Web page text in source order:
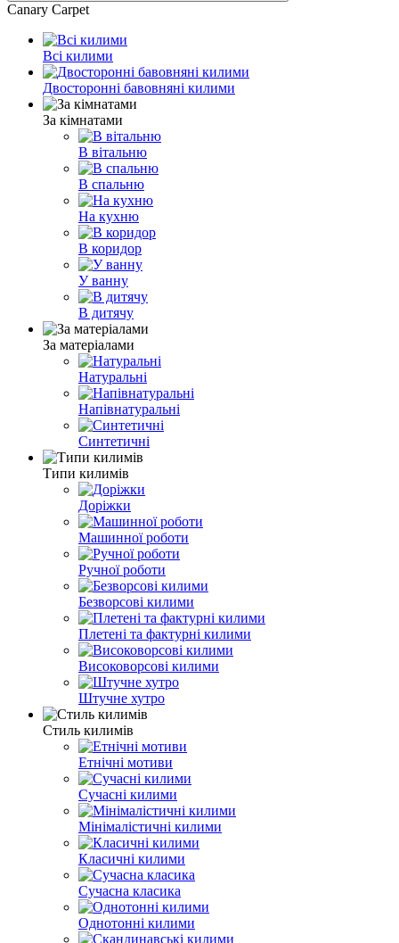
Canary Carpet
Всі килими
Двосторонні бавовняні килими
За кімнатами
В вітальню
В спальню
На кухню
В коридор
У ванну
В дитячу
За матеріалами
Натуральні
Напівнатуральні
Синтетичні
Типи килимів
Доріжки
Машинної роботи
Ручної роботи
Безворсові килими
Плетені та фактурні килими
Високоворсові килими
Штучне хутро
Стиль килимів
Етнічні мотиви
Сучасні килими
Мінімалістичні килими
Класичні килими
Сучасна класика
Однотонні килими